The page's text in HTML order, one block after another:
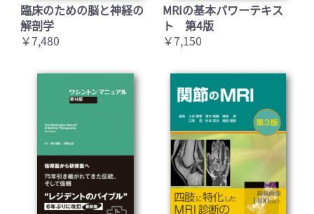
臨床のための脳と神経の
解剖学
￥7,480
MRIの基本パワーテキス
ト 第4版
￥7,150